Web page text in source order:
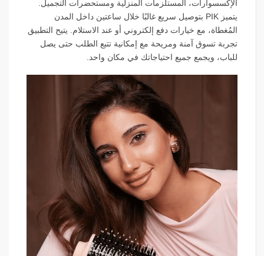
الإكسسوارات، المستلزمات المنزلية ومستحضرات التجميل.
يتميز PIK بتوصيل سريع غالبًا خلال ساعتين داخل المدن
المُغطاة، مع خيارات دفع إلكتروني أو عند الاستلام. يتيح التطبيق
تجربة تسوق آمنة ومريحة مع إمكانية تتبع الطلب حتى يصل
للباب، ويجمع جميع احتياجاتك في مكان واحد.